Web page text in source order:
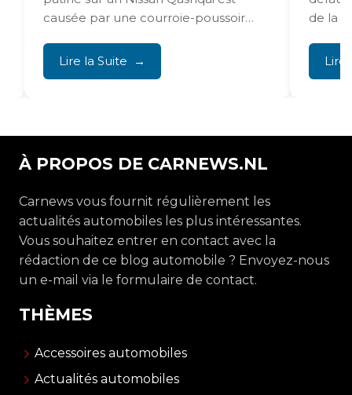
causée par une courroie-poussoir
Lire la Suite
de la
Lire
À PROPOS DE CARNEWS.NL
Carnews vous fournit régulièrement les
actualités automobiles les plus intéressantes.
Vous souhaitez entrer en contact avec la
rédaction de ce blog automobile ? Envoyez-nous
un e-mail via le formulaire de contact.
THÈMES
Accessoires automobiles
Actualités automobiles